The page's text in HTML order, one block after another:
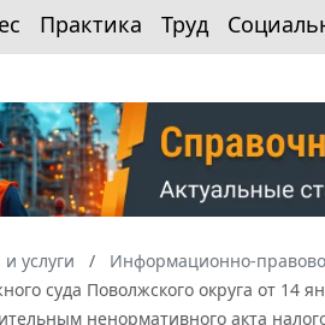
Практика Труд
услуги Информационно-
суда Поволжского округа от 14
ненормативного акта